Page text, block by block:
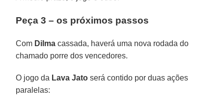
Peça 3 – os próximos passos
Com Dilma cassada, haverá uma nova rodada do
chamado porre dos vencedores.
O jogo da Lava Jato será contido por duas ações
paralelas: